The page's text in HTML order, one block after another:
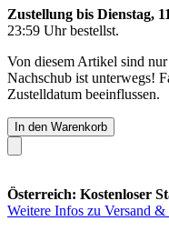
Zustellung bis Dienstag,
23:59 Uhrbestellst.
Von diesem Artikel sind
Nachschub ist unterwegs!
Zustelldatum beeinflussen.
In den Warenkorb
Österreich: Kostenloser
Weitere Infos zu Versand